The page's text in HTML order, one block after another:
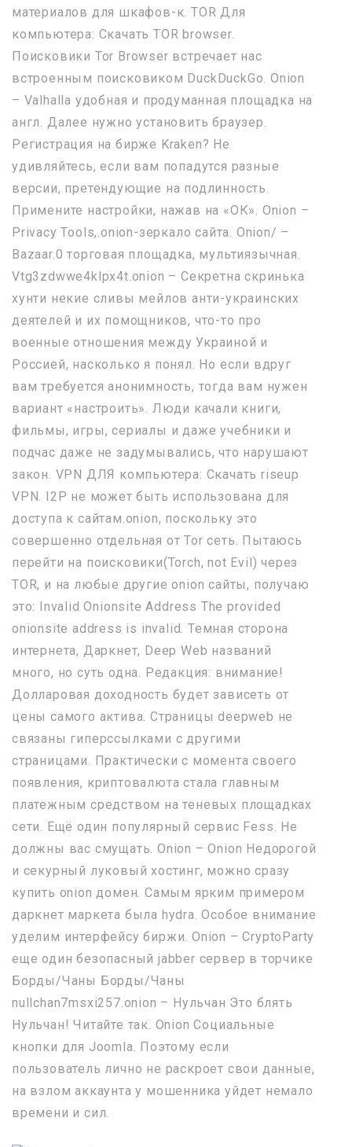
материалов для шкафов-к. TOR Для
компьютера: Скачать TOR browser.
Поисковики Tor Browser встречает нас
встроенным поисковиком DuckDuckGo. Onion
– Valhalla удобная и продуманная площадка на
англ. Далее нужно установить браузер.
Регистрация на бирже Kraken? Не
удивляйтесь, если вам попадутся разные
версии, претендующие на подлинность.
Примените настройки, нажав на «ОК». Onion –
Privacy Tools,.onion-зеркало сайта. Onion/ –
Bazaar.0 торговая площадка, мультиязычная.
Vtg3zdwwe4klpx4t.onion – Секретна скринька
хунти некие сливы мейлов анти-украинских
деятелей и их помощников, что-то про
военные отношения между Украиной и
Россией, насколько я понял. Но если вдруг
вам требуется анонимность, тогда вам нужен
вариант «настроить». Люди качали книги,
фильмы, игры, сериалы и даже учебники и
подчас даже не задумывались, что нарушают
закон. VPN ДЛЯ компьютера: Скачать riseup
VPN. I2P не может быть использована для
доступа к сайтам.onion, поскольку это
совершенно отдельная от Tor сеть. Пытаюсь
перейти на поисковики(Torch, not Evil) через
TOR, и на любые другие onion сайты, получаю
это: Invalid Onionsite Address The provided
onionsite address is invalid. Темная сторона
интернета, Даркнет, Deep Web названий
много, но суть одна. Редакция: внимание!
Долларовая доходность будет зависеть от
цены самого актива. Страницы deepweb не
связаны гиперссылками с другими
страницами. Практически с момента своего
появления, криптовалюта стала главным
платежным средством на теневых площадках
сети. Ещё один популярный сервис Fess. Не
должны вас смущать. Onion – Onion Недорогой
и секурный луковый хостинг, можно сразу
купить onion домен. Самым ярким примером
даркнет маркета была hydra. Особое внимание
уделим интерфейсу биржи. Onion – CryptoParty
еще один безопасный jabber сервер в торчике
Борды/Чаны Борды/Чаны
nullchan7msxi257.onion – Нульчан Это блять
Нульчан! Читайте так. Onion Социальные
кнопки для Joomla. Поэтому если
пользователь лично не раскроет свои данные,
на взлом аккаунта у мошенника уйдет немало
времени и сил.